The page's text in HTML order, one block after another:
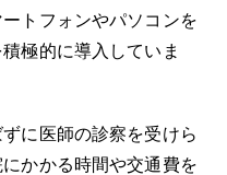
トフォンやパソコンを
積極的に導入していま
に医師の診察を受けら
かかる時間や交通費を